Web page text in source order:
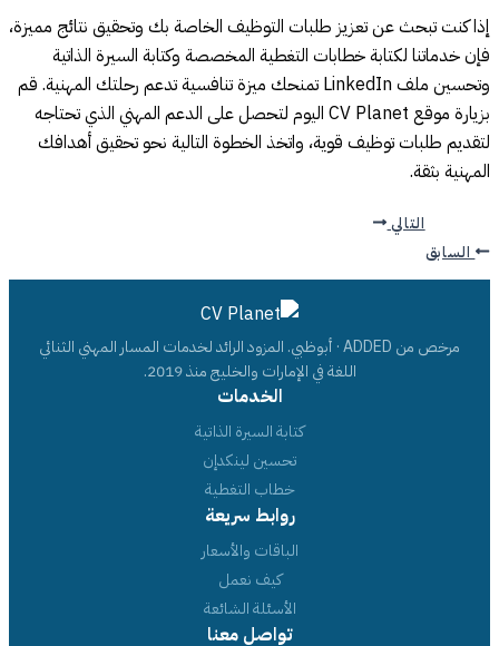
إذا كنت تبحث عن تعزيز طلبات التوظيف الخاصة بك وتحقيق نتائج مميزة،
فإن خدماتنا لكتابة خطابات التغطية المخصصة وكتابة السيرة الذاتية
وتحسين ملف LinkedIn تمنحك ميزة تنافسية تدعم رحلتك المهنية. قم
بزيارة موقع CV Planet اليوم لتحصل على الدعم المهني الذي تحتاجه
لتقديم طلبات توظيف قوية، واتخذ الخطوة التالية نحو تحقيق أهدافك
المهنية بثقة.
السابق
التالي
مرخص من ADDED · أبوظبي. المزود الرائد لخدمات المسار المهني الثنائي
اللغة في الإمارات والخليج منذ 2019.
الخدمات
كتابة السيرة الذاتية
تحسين لينكدإن
خطاب التغطية
روابط سريعة
الباقات والأسعار
كيف نعمل
الأسئلة الشائعة
تواصل معنا